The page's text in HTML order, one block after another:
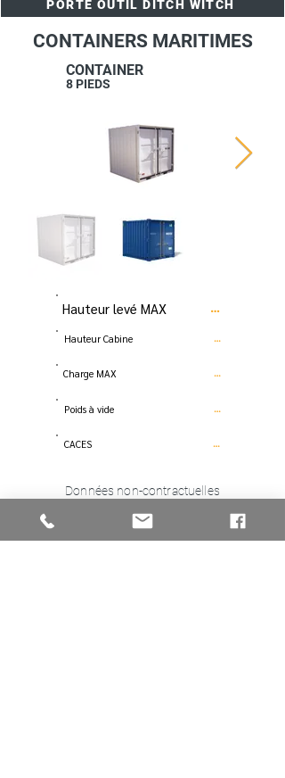
PORTE OUTIL DITCH WITCH
CONTAINERS MARITIMES
CONTAINER
8 PIEDS
Hauteur levé MAX …
Hauteur Cabine …
Charge MAX …
Poids à vide …
CACES …
Télécharger la fiche
Données non-contractuelles